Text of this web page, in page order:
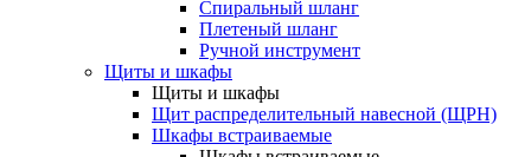
Спиральный шланг
Плетеный шланг
Ручной инструмент
Щиты и шкафы
Щиты и шкафы
Щит распределительный навесной (ЩРН)
Шкафы встраиваемые